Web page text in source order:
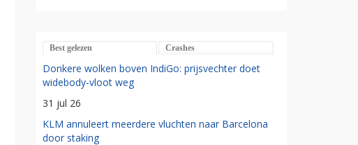
Best gelezen Crashes
Donkere wolken boven IndiGo: prijsvechter doet
widebody-vloot weg
31 jul 26
KLM annuleert meerdere vluchten naar Barcelona
door staking